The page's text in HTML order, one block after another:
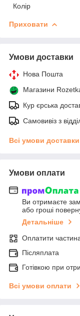
Колір
Приховати
Умови доставки
Нова Пошта
Магазини
Кур єрська
Самовивіз з
Всі умови доставки
Умови оплати
Ви отримаєте
або гроші
Детальніше
Оплатити
Післяплата
Готівкою при
Всі умови оплати